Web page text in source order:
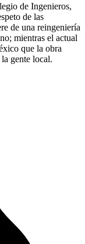
de Ingenieros,
de las
de una reingeniería
mientras el actual
que la obra
gente local.